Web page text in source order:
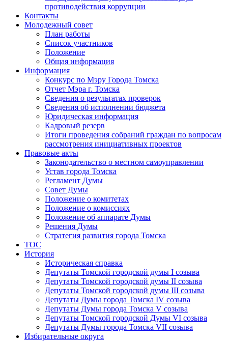
противодействия коррупции
Контакты
Молодежный совет
План работы
Список участников
Положение
Общая информация
Информация
Конкурс по Мэру Города Томска
Отчет Мэра г. Томска
Сведения о результатах проверок
Сведения об исполнении бюджета
Юридическая информация
Кадровый резерв
Итоги проведения собраний граждан по вопросам
рассмотрения инициативных проектов
Правовые акты
Законодательство о местном самоуправлении
Устав города Томска
Регламент Думы
Совет Думы
Положение о комитетах
Положение о комиссиях
Положение об аппарате Думы
Решения Думы
Стратегия развития города Томска
ТОС
История
Историческая справка
Депутаты Томской городской думы I созыва
Депутаты Томской городской думы II созыва
Депутаты Томской городской думы III созыва
Депутаты Думы города Томска IV созыва
Депутаты Думы города Томска V созыва
Депутаты Томской городской Думы VI созыва
Депутаты Думы города Томска VII созыва
Избирательные округа